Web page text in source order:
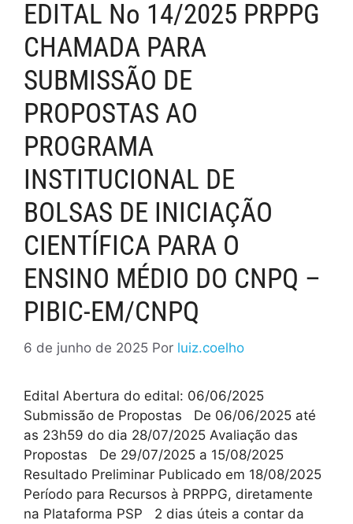
EDITAL No 14/2025 PRPPG
CHAMADA PARA
SUBMISSÃO DE
PROPOSTAS AO
PROGRAMA
INSTITUCIONAL DE
BOLSAS DE INICIAÇÃO
CIENTÍFICA PARA O
ENSINO MÉDIO DO CNPQ –
PIBIC-EM/CNPQ
6 de junho de 2025 Por luiz.coelho
Edital Abertura do edital: 06/06/2025
Submissão de Propostas De 06/06/2025 até
as 23h59 do dia 28/07/2025 Avaliação das
Propostas De 29/07/2025 a 15/08/2025
Resultado Preliminar Publicado em 18/08/2025
Período para Recursos à PRPPG, diretamente
na Plataforma PSP 2 dias úteis a contar da